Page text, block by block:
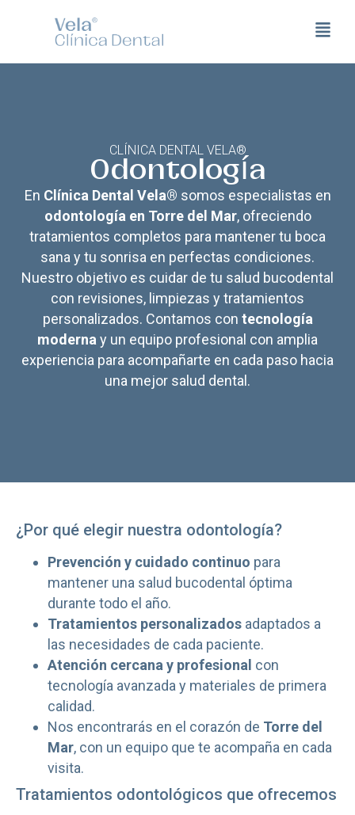
CLÍNICA DENTAL VELA®
Odontología
En Clínica Dental Vela® somos especialistas en
odontología en Torre del Mar, ofreciendo
tratamientos completos para mantener tu boca
sana y tu sonrisa en perfectas condiciones.
Nuestro objetivo es cuidar de tu salud bucodental
con revisiones, limpiezas y tratamientos
personalizados. Contamos con tecnología
modernay un equipo profesional con amplia
experiencia para acompañarte en cada paso hacia
una mejor salud dental.
¿Por qué elegir nuestra odontología?
Prevención y cuidado continuo para
mantener una salud bucodental óptima
durante todo el año.
Tratamientos personalizados adaptados a
las necesidades de cada paciente.
Atención cercana y profesional con
tecnología avanzada y materiales de primera
calidad.
Nos encontrarás en el corazón de Torre del
Mar, con un equipo que te acompaña en cada
visita.
Tratamientos odontológicos que ofrecemos